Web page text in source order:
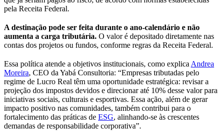
pela Receita Federal.
A destinação pode ser feita durante o ano-calendário e não
aumenta a carga tributária. O valor é depositado diretamente nas
contas dos projetos ou fundos, conforme regras da Receita Federal.
Essa política atende a objetivos institucionais, como explica Andrea
Moreira, CEO da Yabá Consultoria: “Empresas tributadas pelo
regime de Lucro Real têm uma oportunidade estratégica: revisar a
projeção dos impostos devidos e direcionar até 10% desse valor para
iniciativas sociais, culturais e esportivas. Essa ação, além de gerar
impacto positivo nas comunidades, também contribui para o
fortalecimento das práticas de ESG, alinhando-se às crescentes
demandas de responsabilidade corporativa”.